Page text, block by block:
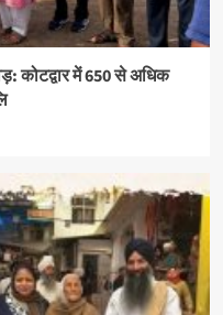
कोटद्वार में 650 से अधिक